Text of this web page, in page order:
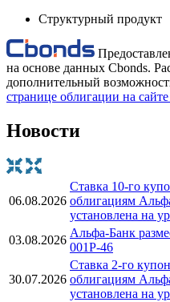
Структурный продукт
на основе данных Cbonds.
дополнительный
странице облигации на
Новости
06.08.2026
Ставка 10-го
облигациям
установлена на
03.08.2026
Альфа-Банк
001Р-46
30.07.2026
Ставка 2-го
облигациям
установлена на